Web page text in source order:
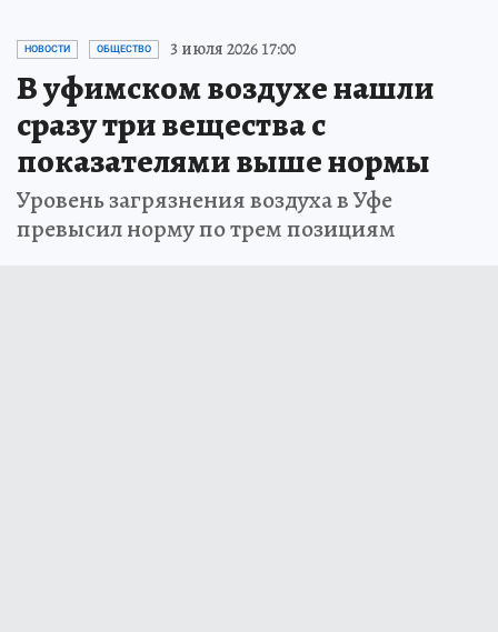
НОВОСТИ ОБЩЕСТВО 3 июля 2026 17:00
В уфимском воздухе нашли
сразу три вещества с
показателями выше нормы
Уровень загрязнения воздуха в Уфе
превысил норму по трем позициям